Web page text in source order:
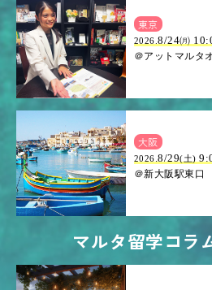
東京
2026.8/24㈪
＠アットマルタ
大阪
2026 .8/29(土)
＠新大阪駅東口
マルタ留学コラ